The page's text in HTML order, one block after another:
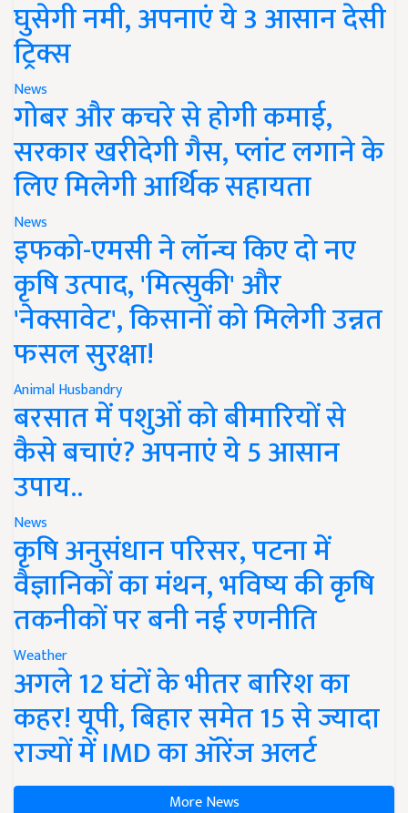
ट्रिक्स
News
गोबर और कचरे से होगी कमाई,
सरकार खरीदेगी गैस, प्लांट लगाने के
लिए मिलेगी आर्थिक सहायता
News
इफको-एमसी ने लॉन्च किए दो नए
कृषि उत्पाद, 'मित्सुकी' और
'नेक्सावेट', किसानों को मिलेगी उन्नत
फसल सुरक्षा!
Animal Husbandry
बरसात में पशुओं को बीमारियों से
कैसे बचाएं? अपनाएं ये 5 आसान
उपाय..
News
कृषि अनुसंधान परिसर, पटना में
वैज्ञानिकों का मंथन, भविष्य की कृषि
तकनीकों पर बनी नई रणनीति
Weather
अगले 12 घंटों के भीतर बारिश का
कहर! यूपी, बिहार समेत 15 से ज्यादा
राज्यों में IMD का ऑरेंज अलर्ट
More News